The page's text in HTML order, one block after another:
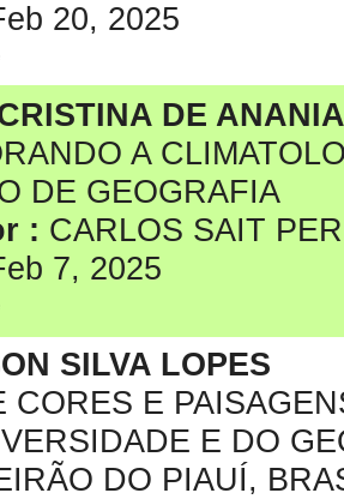
20, 2025
DE
A
DE GEOGRAFIA
: CARLOS SAIT
7, 2025
SILVA LOPES
CORES E
E DO
DO PIAUÍ,